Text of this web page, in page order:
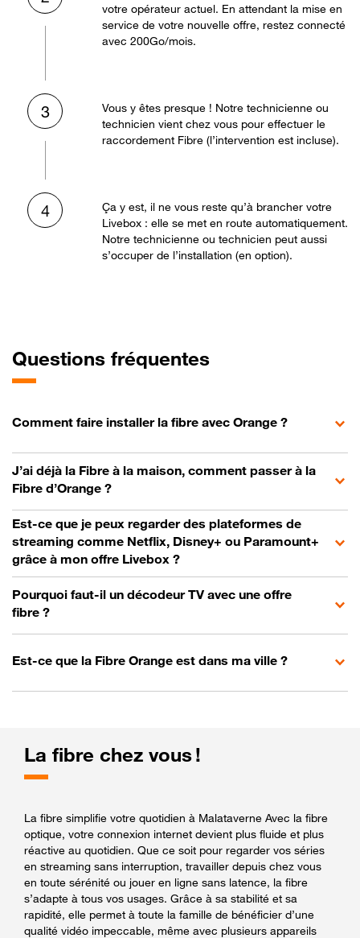
votre opérateur actuel. En attendant la mise en
service de votre nouvelle offre, restez connecté
avec 200Go/mois.
3
Vous y êtes presque ! Notre technicienne ou
technicien vient chez vous pour effectuer le
raccordement Fibre (l’intervention est incluse).
4
Ça y est, il ne vous reste qu’à brancher votre
Livebox : elle se met en route automatiquement.
Notre technicienne ou technicien peut aussi
s’occuper de l’installation (en option).
Questions fréquentes
Comment faire installer la fibre avec Orange ?
J’ai déjà la Fibre à la maison, comment passer à la
Fibre d’Orange ?
Est-ce que je peux regarder des plateformes de
streaming comme Netflix, Disney+ ou Paramount+
grâce à mon offre Livebox ?
Pourquoi faut-il un décodeur TV avec une offre
fibre ?
Est-ce que la Fibre Orange est dans ma ville ?
La fibre chez vous !
La fibre simplifie votre quotidien à Malataverne Avec la fibre
optique, votre connexion internet devient plus fluide et plus
réactive au quotidien. Que ce soit pour regarder vos séries
en streaming sans interruption, travailler depuis chez vous
en toute sérénité ou jouer en ligne sans latence, la fibre
s’adapte à tous vos usages. Grâce à sa stabilité et sa
rapidité, elle permet à toute la famille de bénéficier d’une
qualité vidéo impeccable, même avec plusieurs appareils